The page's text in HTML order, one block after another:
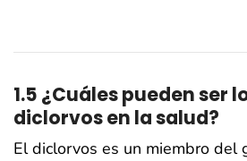
1.5 ¿Cuáles pueden ser
diclorvos en la salud?
El diclorvos es un miembro del